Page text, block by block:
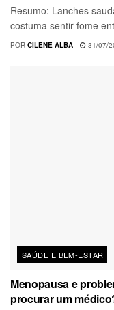
Resumo: Lanches
costuma sentir fome
POR CILENE ALBA 31/07/
SAÚDE E BEM-ESTAR
Menopausa e
procurar um